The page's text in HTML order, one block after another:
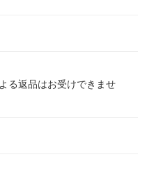
る返品はお受けできませ